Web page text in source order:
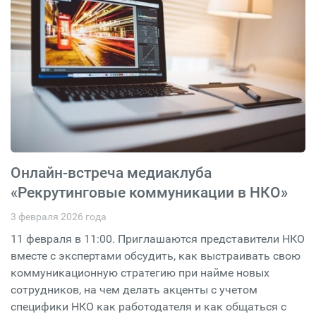
Онлайн-встреча медиаклуба
«Рекрутинговые коммуникации в НКО»
3 февраля 2026 года
11 февраля в 11:00. Приглашаются представители НКО
вместе с экспертами обсудить, как выстраивать свою
коммуникационную стратегию при найме новых
сотрудников, на чем делать акценты с учетом
специфики НКО как работодателя и как общаться с